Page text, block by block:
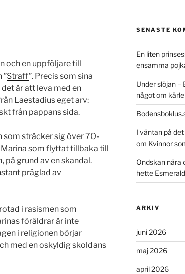
och en uppföljare till
”Straff”. Precis som sina
är att leva med en
Laestadius eget arv:
från pappans sida.
som sträcker sig över 70-
som flyttat tillbaka till
grund av en skandal.
präglad av
i rasismen som
föräldrar är inte
i religionen börjar
med en oskyldig skoldans
SENASTE
En liten
ensamma
Under slöjan –
något om
I väntan på
om Kvinnor
Ondskan nära
hette
ARKIV
juni 2026
maj 2026
april 2026